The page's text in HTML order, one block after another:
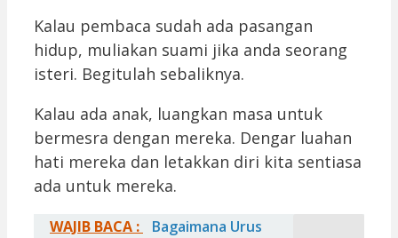
Kalau pembaca sudah ada pasangan
hidup, muliakan suami jika anda seorang
isteri. Begitulah sebaliknya.
Kalau ada anak, luangkan masa untuk
bermesra dengan mereka. Dengar luahan
hati mereka dan letakkan diri kita sentiasa
ada untuk mereka.
WAJIB BACA :
Bagaimana Urus